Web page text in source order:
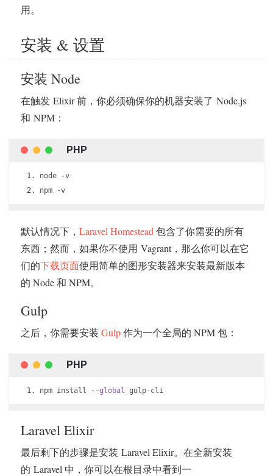
用。
安装 & 设置
安装 Node
在触发 Elixir 前，你必须确保你的机器安装了 Node.js
和 NPM：
node -v
npm
-v
默认情况下， Laravel Homestead 包含了你需要的所有
东西；然而，如果你不使用 Vagrant，那么你可以在它
们的下载页面使用简单的图形安装器来安装最新版本
的 Node 和 NPM。
Gulp
之后，你需要安装 Gulp作为一个全局的 NPM 包：
npm install --global gulp-cli
Laravel Elixir
最后剩下的步骤是安装 Laravel Elixir。在全新安装
的 Laravel 中，你可以在根目录中看到一